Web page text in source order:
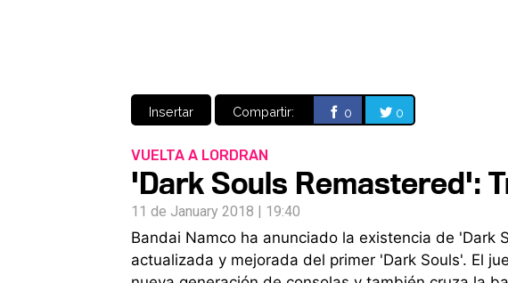
Insertar Compartir: 0 0
VUELTA A LORDRAN
'Dark Souls Remastered':
11 de January 2018 | 19:40
Bandai Namco ha anunciado la existencia de 'Dark
actualizada y mejorada del primer 'Dark Souls'. El